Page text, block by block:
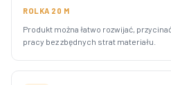
ROLKA 20 M
Produkt można łatwo rozwijać,
pracy bez zbędnych strat materiału.